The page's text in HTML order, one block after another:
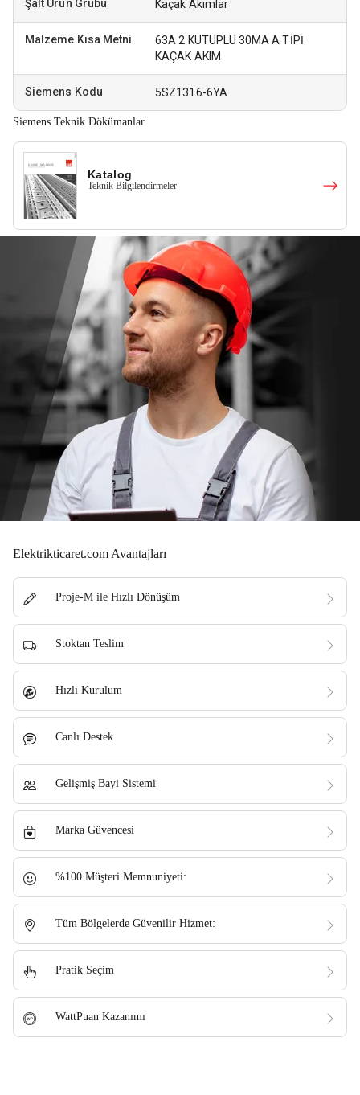
Kaçak Akımlar
63A 2 KUTUPLU 30MA A TİPİ
KAÇAK AKIM
5SZ1316-6YA
Siemens Teknik Dökümanlar
Katalog
Teknik Bilgilendirmeler
Elektrikticaret.com Avantajları
Proje-M ile Hızlı Dönüşüm
Stoktan Teslim
Hızlı Kurulum
Canlı Destek
Gelişmiş Bayi Sistemi
Marka Güvencesi
%100 Müşteri Memnuniyeti:
Tüm Bölgelerde Güvenilir Hizmet:
Pratik Seçim
WattPuan Kazanımı